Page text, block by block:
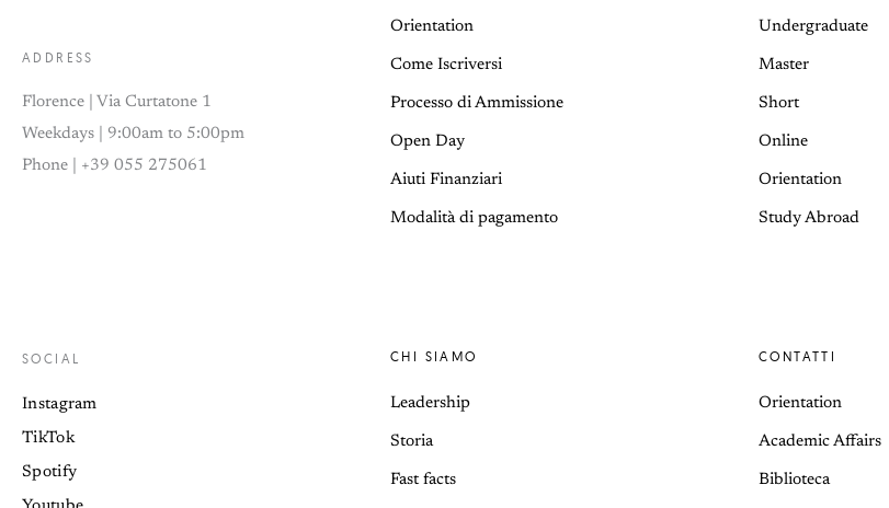
ADDRESS
Florence | Via Curtatone 1
Weekdays | 9:00am to 5:00pm
Phone | +39 055 275061
Orientation
Come Iscriversi
Processo di Ammissione
Open Day
Aiuti Finanziari
Modalità di pagamento
Undergraduate
Master
Short
Online
Orientation
Study Abroad
SOCIAL
Instagram
TikTok
Spotify
CHI SIAMO
Leadership
Storia
Fast facts
CONTATTI
Orientation
Academic Affairs
Biblioteca